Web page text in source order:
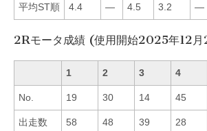
平均ST順 4.4 — 4.5 3.2 —
2Rモータ成績 (使用開始2025年12
1 2 3 4
No. 19 30 14 45
出走数 58 48 39 28